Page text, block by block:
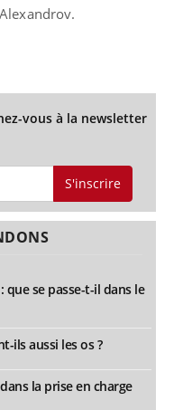
vous à la newsletter
S'inscrire
que se passe-t-il dans le
ils aussi les os ?
la prise en charge